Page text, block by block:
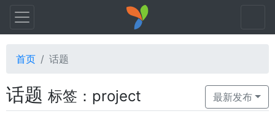
首页 话题
话题 标签：project 最新发布